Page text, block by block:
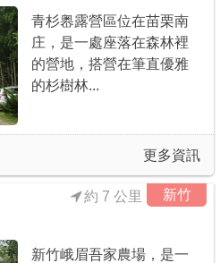
青杉嶴露營區位在苗栗南
庄，是一處座落在森林裡
的營地，搭營在筆直優雅
的杉樹林...
更多資訊
新竹
約 7 公里
新竹峨眉吾家農場，是一